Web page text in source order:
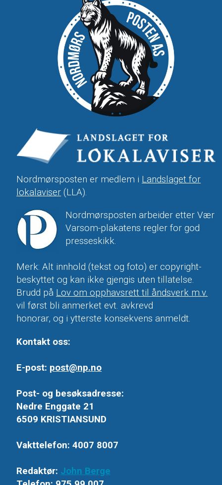
Nordmørsposten er medlem i Landslaget for
lokalaviser (LLA).
Nordmørsposten arbeider etter Vær
Varsom-plakatens regler for god
presseskikk.
Merk: Alt innhold (tekst og foto) er copyright-
beskyttet og kan ikke gjengis uten tillatelse.
Brudd på Lov om opphavsrett til åndsverk m.v.
vil først bli anmerket evt. avkrevd
honorar, og i ytterste konsekvens anmeldt.
Kontakt oss:
E-post: post@np.no
Post- og besøksadresse:
Nedre Enggate 21
6509 KRISTIANSUND
Vakttelefon: 4007 8007
Redaktør: John Berge